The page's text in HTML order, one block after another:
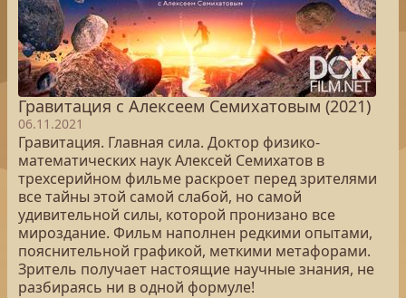
Гравитация с Алексеем Семихатовым (2021)
06.11.2021
Гравитация. Главная сила. Доктор физико-
математических наук Алексей Семихатов в
трехсерийном фильме раскроет перед зрителями
все тайны этой самой слабой, но самой
удивительной силы, которой пронизано все
мироздание. Фильм наполнен редкими опытами,
пояснительной графикой, меткими метафорами.
Зритель получает настоящие научные знания, не
разбираясь ни в одной формуле!